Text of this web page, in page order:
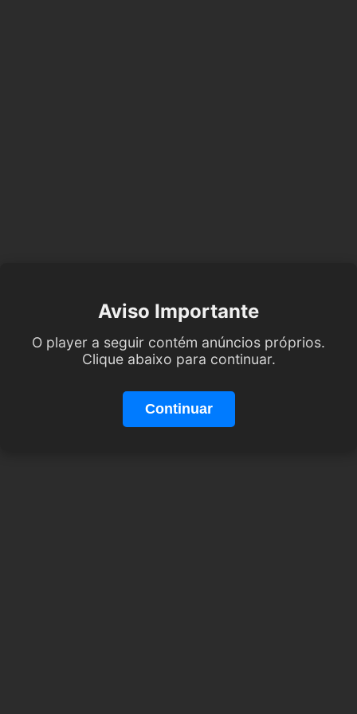
Aviso Importante
O player a seguir contém anúncios próprios.
Clique abaixo para continuar.
Continuar